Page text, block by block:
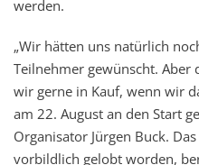
werden.
„Wir hätten uns natürlich
Teilnehmer gewünscht. Aber
wir gerne in Kauf, wenn wir
am 22. August an den Start
Organisator Jürgen Buck.
vorbildlich gelobt worden,